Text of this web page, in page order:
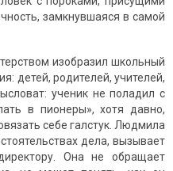
замкнувшаяся в самой
изобразил школьный
детей, родителей, учителей,
ученик не поладил с
в пионеры», хотя давно,
себе галстук. Людмила
дела, вызывает
Она не обращает